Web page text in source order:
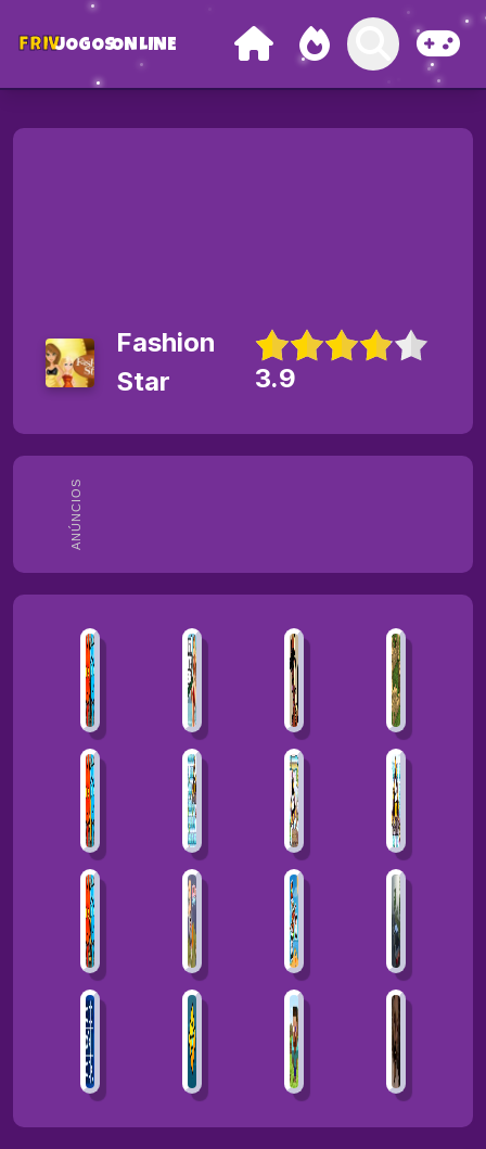
FRIVJOGOSONLINE
ANÚNCIOS
Fashion
Star
3.9